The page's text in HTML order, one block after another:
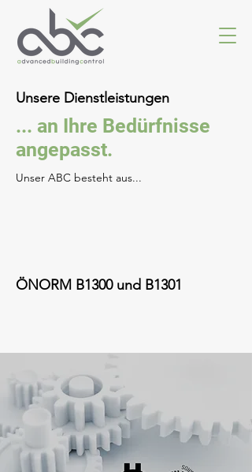
Unsere Dienstleistungen
... an Ihre Bedürfnisse
angepasst.
Unser ABC besteht aus...
ÖNORM B1300 und B1301